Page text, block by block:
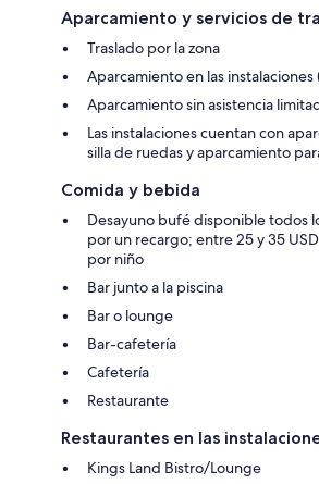
Aparcamiento y servicios de
Traslado por la zona
Aparcamiento en las
Aparcamiento sin asistencia
Las instalaciones cuentan con
silla de ruedas y aparcamiento
Comida y bebida
Desayuno bufé disponible todos
por un recargo; entre 25 y 35
por niño
Bar junto a la piscina
Bar o lounge
Bar-cafetería
Cafetería
Restaurante
Restaurantes en las
Kings Land Bistro/Lounge